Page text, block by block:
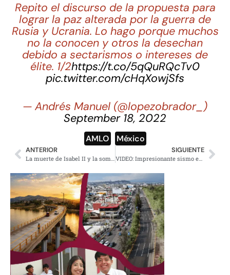
Repito el discurso de la propuesta para
lograr la paz alterada por la guerra de
Rusia y Ucrania. Lo hago porque muchos
no la conocen y otros la desechan
debido a sectarismos o intereses de
élite. 1/2https://t.co/5qQuRQcTv0
pic.twitter.com/cHqXowjSfs
— Andrés Manuel (@lopezobrador_)
September 18, 2022
AMLO México
ANTERIOR
La muerte de Isabel II y la sombra del colonialismo
SIGUIENTE
VIDEO: Impresionante sismo en Taiwan de 6.9 grados; peces alertaron del movimiento